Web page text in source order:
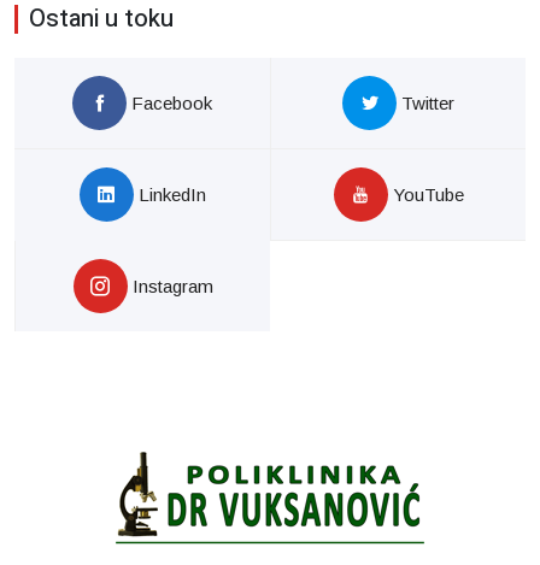
Ostani u toku
Facebook Twitter
LinkedIn YouTube
Instagram